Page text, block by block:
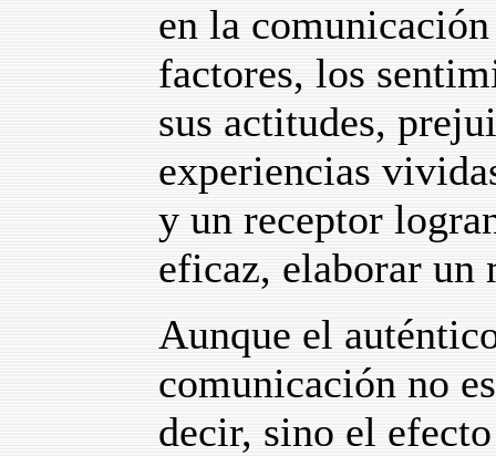
en la
factores, los
sus actitudes,
experiencias
y un receptor
eficaz, elaborar
Aunque el
comunicación no
decir, sino el